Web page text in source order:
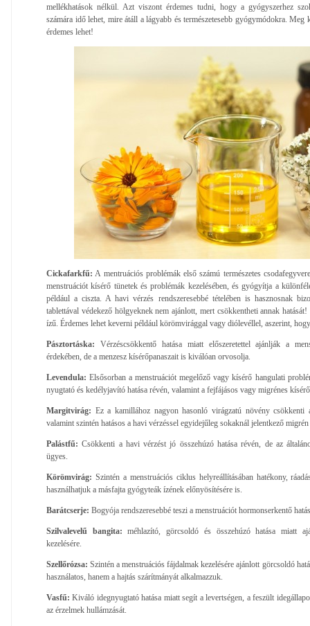
mellékhatások nélkül. Azt viszont érdemes tudni, hogy a gyógyszerhez
számára idő lehet, mire átáll a lágyabb és természetesebb gyógymódokra.
érdemes lehet!
Cickafarkfű: A mentruációs problémák első számú természetes
menstruációt kísérő tünetek és problémák kezelésében, és gyógyítja a
például a ciszta. A havi vérzés rendszeresebbé tételében is hasznosnak
tablettával védekező hölgyeknek nem ajánlott, mert csökkentheti annak
ízű. Érdemes lehet keverni például körömvirággal vagy diólevéllel, aszerint,
Pásztortáska: Vérzéscsökkentő hatása miatt előszeretettel ajánlják a
érdekében, de a menzesz kísérőpanaszait is kiválóan orvosolja.
Levendula: Elsősorban a menstruációt megelőző vagy kísérő hangulati
nyugtató és kedélyjavító hatása révén, valamint a fejfájásos vagy migrénes
Margitvirág: Ez a kamillához nagyon hasonló virágzatú növény csökkenti
valamint szintén hatásos a havi vérzéssel egyidejűleg sokaknál jelentkező migrén
Palástfű: Csökkenti a havi vérzést jó összehúzó hatása révén, de az
ügyes.
Körömvirág: Szintén a menstruációs ciklus helyreállításában hatékony,
használhatjuk a másfajta gyógyteák ízének előnyösítésére is.
Barátcserje: Bogyója rendszeresebbé teszi a menstruációt hormonserkentő
Szilvalevelű bangita: méhlazító, görcsoldó és összehúzó hatása miatt
kezelésére.
Szellőrózsa: Szintén a menstruációs fájdalmak kezelésére ajánlott görcsoldó
használatos, hanem a hajtás szárítmányát alkalmazzuk.
Vasfű:Kiváló idegnyugtató hatása miatt segít a levertségen, a feszült
az érzelmek hullámzását.